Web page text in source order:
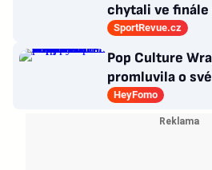
chytali ve
Všichni odešli
poražení
SportRevue.cz
Pop Culture
promluvila o
veřejného života
KATSEYE si
HeyFomo